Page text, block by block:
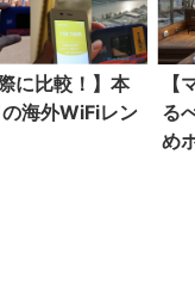
に比較！】本
海外WiFiレン
る
め